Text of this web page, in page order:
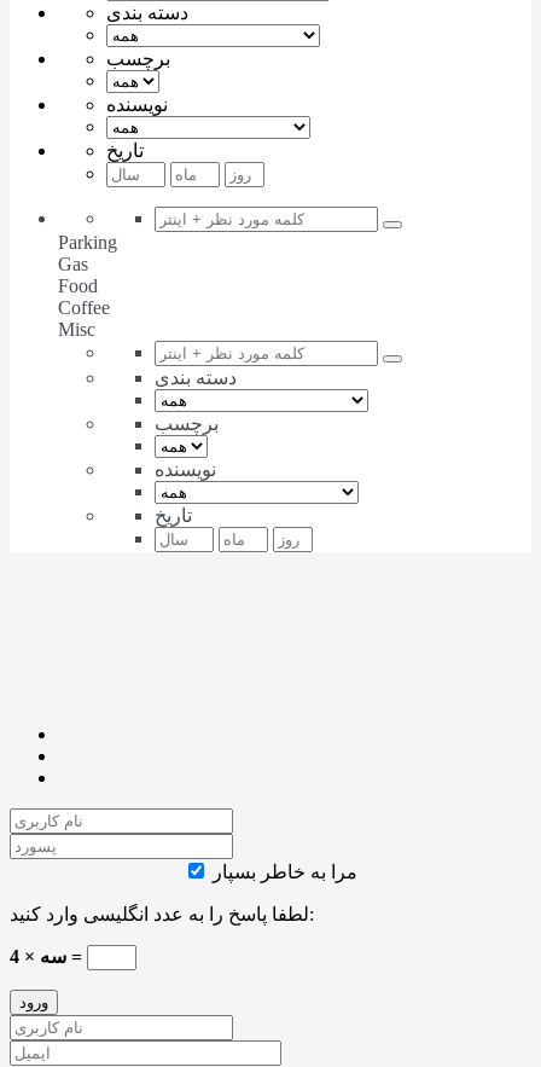
دسته بندی
برچسب
نویسنده
تاریخ
Parking
Gas
Food
Coffee
Misc
دسته بندی
برچسب
نویسنده
تاریخ
مرا به خاطر بسپار
لطفا پاسخ را به عدد انگلیسی وارد کنید:
4 × سه =